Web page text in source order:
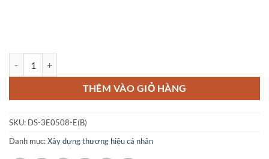
THÊM VÀO GIỎ HÀNG
SKU: DS-3E0508-E(B)
Danh mục:Xây dựng thương hiệu cá nhân